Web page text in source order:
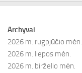
Archyvai
2026 m. rugpjūčio mėn.
2026 m. liepos mėn.
2026 m. birželio mėn.